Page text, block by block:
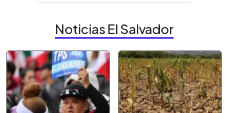
Noticias El Salvador